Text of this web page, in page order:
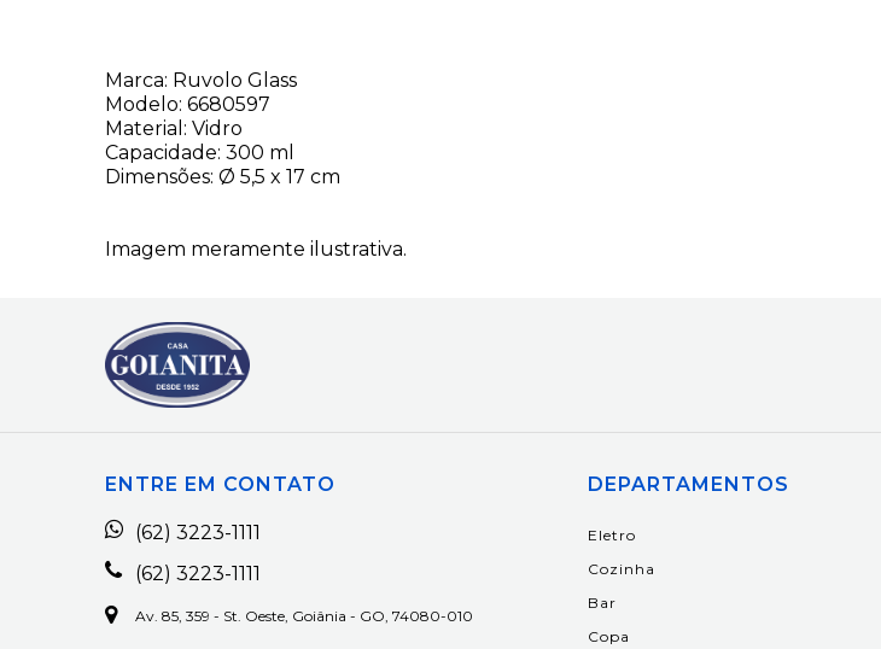
Marca: Ruvolo Glass
Modelo: 6680597
Material: Vidro
Capacidade: 300 ml
Dimensões: Ø 5,5 x 17 cm
Imagem meramente ilustrativa.
ENTRE EM CONTATO
(62) 3223-1111
(62) 3223-1111
Av. 85, 359 - St. Oeste, Goiânia - GO, 74080-010
DEPARTAMENTOS
Eletro
Cozinha
Bar
Copa